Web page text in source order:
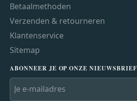
Betaalmethoden
Verzenden & retourneren
Klantenservice
Sitemap
ABONNEER JE OP ONZE NIEUWSBRIEF